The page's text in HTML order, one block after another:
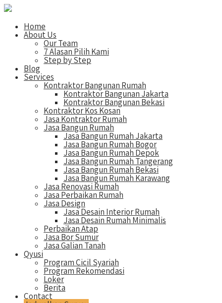
Home
About Us
Our Team
7 Alasan Pilih Kami
Step by Step
Blog
Services
Kontraktor Bangunan Rumah
Kontraktor Bangunan Jakarta
Kontraktor Bangunan Bekasi
Kontraktor Kos Kosan
Jasa Kontraktor Rumah
Jasa Bangun Rumah
Jasa Bangun Rumah Jakarta
Jasa Bangun Rumah Bogor
Jasa Bangun Rumah Depok
Jasa Bangun Rumah Tangerang
Jasa Bangun Rumah Bekasi
Jasa Bangun Rumah Karawang
Jasa Renovasi Rumah
Jasa Perbaikan Rumah
Jasa Design
Jasa Desain Interior Rumah
Jasa Desain Rumah Minimalis
Perbaikan Atap
Jasa Bor Sumur
Jasa Galian Tanah
Qyusi
Program Cicil Syariah
Program Rekomendasi
Loker
Berita
Contact